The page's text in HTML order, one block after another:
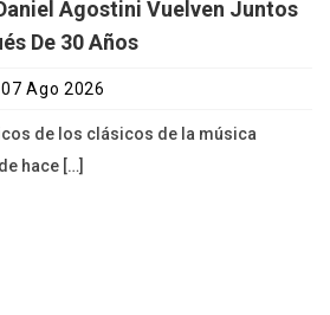
Agostini Vuelven Juntos
De 30 Años
07 Ago 2026
de los clásicos de la música
hace […]